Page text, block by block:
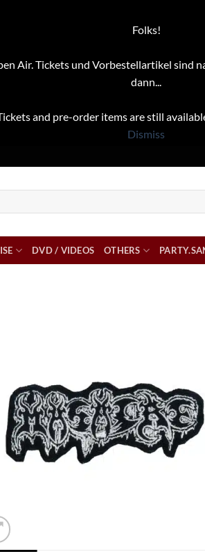
Folks!
Air. Tickets und Vorbestellartikel
dann...
and pre-order items are still
Dismiss
DVD / VIDEOS OTHERS